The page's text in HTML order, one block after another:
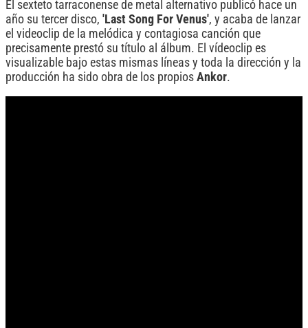
El sexteto tarraconense de metal alternativo publicó hace un
año su tercer disco, 'Last Song For Venus', y acaba de lanzar
el videoclip de la melódica y contagiosa canción que
precisamente prestó su título al álbum. El vídeoclip es
visualizable bajo estas mismas líneas y toda la dirección y la
producción ha sido obra de los propios Ankor.